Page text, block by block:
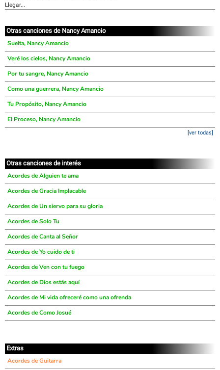
Llegar...
Otras canciones de Nancy Amancio
Suelta, Nancy Amancio
Veré los cielos, Nancy Amancio
Por tu sangre, Nancy Amancio
Como una guerrera, Nancy Amancio
Tu Propósito, Nancy Amancio
El Proceso, Nancy Amancio
[ver todas]
Otras canciones de interés
Acordes de Alguien te ama
Acordes de Gracia Implacable
Acordes de Un siervo para su gloria
Acordes de Solo Tu
Acordes de Canta al Señor
Acordes de Yo cuido de ti
Acordes de Ven con tu fuego
Acordes de Dios estás aquí
Acordes de Mi vida ofreceré como una ofrenda
Acordes de Como Josué
Extras
Acordes de Guitarra